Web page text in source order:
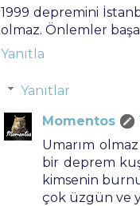
1999 depremini
olmaz. Önlemler
Yanıtla
Yanıtlar
Momentos
Umarım
bir deprem
kimsenin
çok üzgün ve